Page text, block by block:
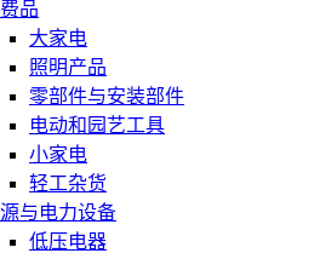
品
大家电
照明产品
零部件与安装部件
电动和园艺工具
小家电
轻工杂货
与电力设备
低压电器